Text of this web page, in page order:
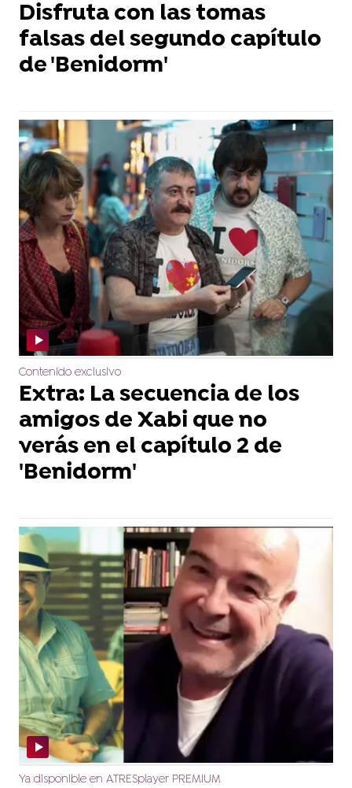
Disfruta con las tomas
falsas del segundo capítulo
de 'Benidorm'
Contenido exclusivo
Extra: La secuencia de los
amigos de Xabi que no
verás en el capítulo 2 de
'Benidorm'
Ya disponible en ATRESplayer PREMIUM